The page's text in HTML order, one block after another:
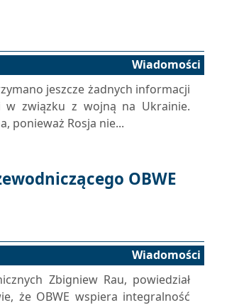
Wiadomości
jeszcze żadnych informacji
w związku z wojną na Ukrainie.
ponieważ Rosja nie...
OBWE
Wiadomości
Zbigniew Rau, powiedział
że OBWE wspiera integralność